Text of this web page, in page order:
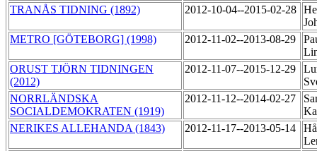
TRANÅS TIDNING (1892)
2012-10-04--2015-02-28
METRO [GÖTEBORG] (1998)
2012-11-02--2013-08-29
ORUST TJÖRN TIDNINGEN
(2012)
2012-11-07--2015-12-29
NORRLÄNDSKA
SOCIALDEMOKRATEN (1919)
2012-11-12--2014-02-27
NERIKES ALLEHANDA (1843)
2012-11-17--2013-05-14